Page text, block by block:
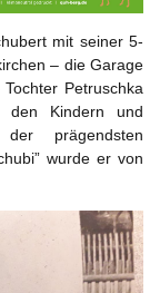
mit seiner 5-
– die Garage
Petruschka
Kindern und
prägendsten
wurde er von